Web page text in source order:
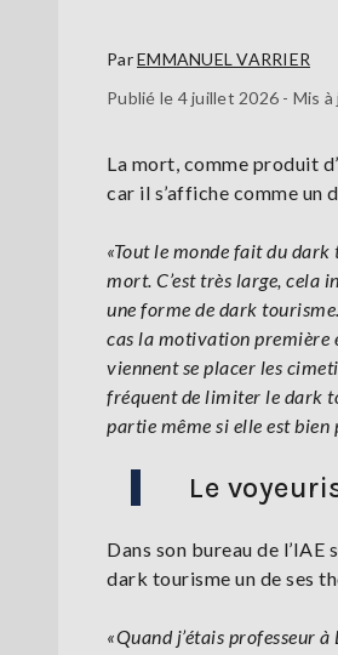
ParEMMANUEL VARRIER
Publié le 4 juillet 2026 - Mis
La mort, comme produit
car il s’affiche comme un
«Tout le monde fait du dark
mort. C’est très large, cela
une forme de dark
cas la motivation première
viennent se placer les
fréquent de limiter le dark
partie même si elle est bien
Le
Dans son bureau de
dark tourisme un de ses
«Quand j’étais professeur